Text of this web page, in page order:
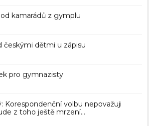
kamarádů z gymplu
českými dětmi u zápisu
pro gymnazisty
Korespondenční volbu nepovažuji
z toho ještě mrzení…